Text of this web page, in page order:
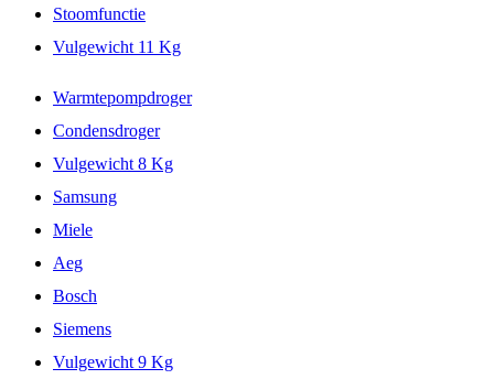
Stoomfunctie
Vulgewicht 11 Kg
Warmtepompdroger
Condensdroger
Vulgewicht 8 Kg
Samsung
Miele
Aeg
Bosch
Siemens
Vulgewicht 9 Kg